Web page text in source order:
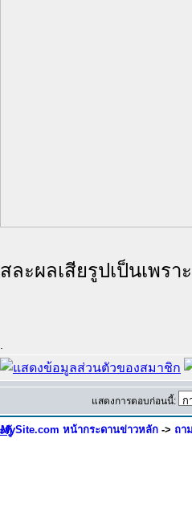
สละผลเสียรูปเป็นเพรา
แสดงการตอบก่อนนี้:
MySite.com หน้ากระดานข่าวหลัก -> ถา